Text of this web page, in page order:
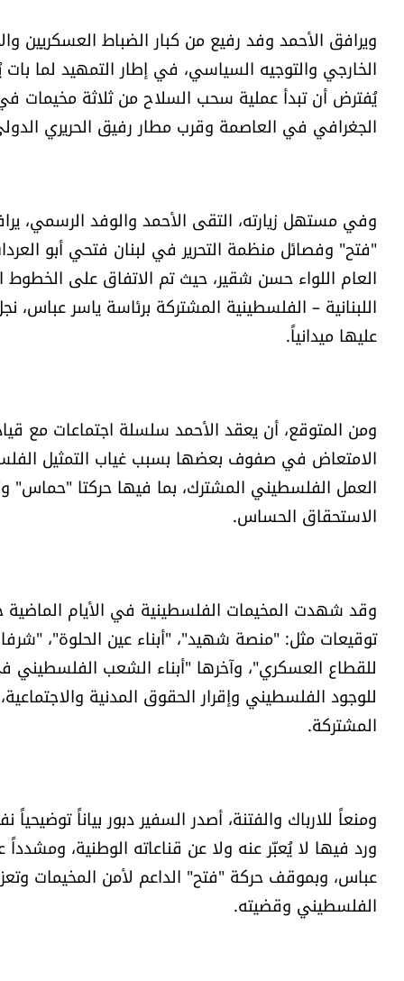
ويرافق الأحمد وفد رفيع من كبار الضباط العسكريين
يُفترض أن تبدأ عملية سحب السلاح من ثلاثة مخيمات في
الجغرافي في العاصمة وقرب مطار رفيق الحريري
وفي مستهل زيارته، التقى الأحمد والوفد الرسمي،
"فتح" وفصائل منظمة التحرير في لبنان فتحي أبو
العام اللواء حسن شقير، حيث تم الاتفاق على الخطوط
اللبنانية – الفلسطينية المشتركة برئاسة ياسر
عليها ميدانياً.
ومن المتوقع، أن يعقد الأحمد سلسلة اجتماعات مع
الامتعاض في صفوف بعضها بسبب غياب التمثيل
العمل الفلسطيني المشترك، بما فيها حركتا "حماس"
الاستحقاق الحساس.
وقد شهدت المخيمات الفلسطينية في الأيام
توقيعات مثل: "منصة شهيد"، "أبناء عين الحلوة"،
للقطاع العسكري"، وآخرها "أبناء الشعب
للوجود الفلسطيني وإقرار الحقوق المدنية
المشتركة.
ومنعاً للارباك والفتنة، أصدر السفير دبور بياناً
ورد فيها لا يُعبّر عنه ولا عن قناعاته الوطنية،
عباس، وبموقف حركة "فتح" الداعم لأمن المخيمات
الفلسطيني وقضيته.